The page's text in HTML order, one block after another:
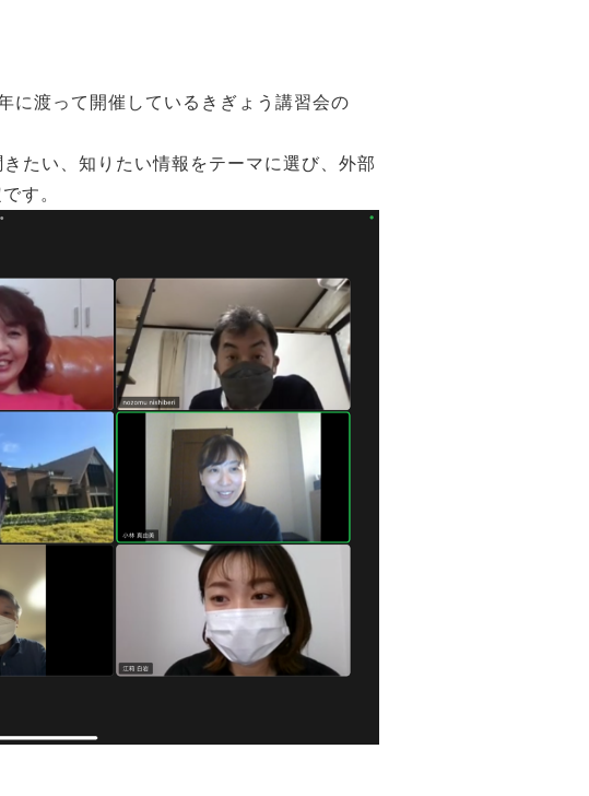
渡って開催しているきぎょう講習会の
い、知りたい情報をテーマに選び、外部
す。